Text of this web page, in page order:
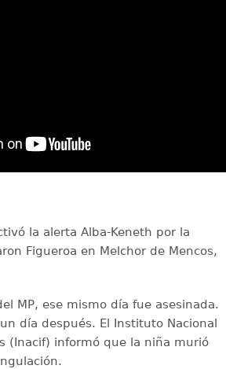
la alerta Alba-Keneth por la
Figueroa en Melchor de Mencos,
MP, ese mismo día fue asesinada.
día después. El Instituto Nacional
(Inacif) informó que la niña murió